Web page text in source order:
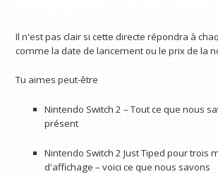
Il n'est pas clair si cette directe répondra à
comme la date de lancement ou le prix de la
Tu aimes peut-être
Nintendo Switch 2 – Tout ce que nous
présent
Nintendo Switch 2 Just Tiped pour trois
d'affichage – voici ce que nous savons